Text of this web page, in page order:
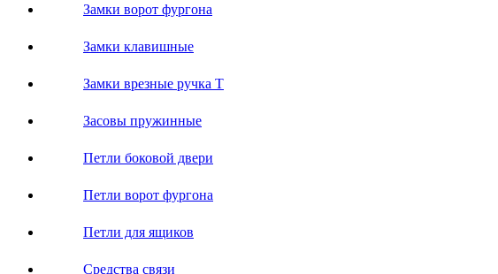
Замки ворот фургона
Замки клавишные
Замки врезные ручка Т
Засовы пружинные
Петли боковой двери
Петли ворот фургона
Петли для ящиков
Средства связи